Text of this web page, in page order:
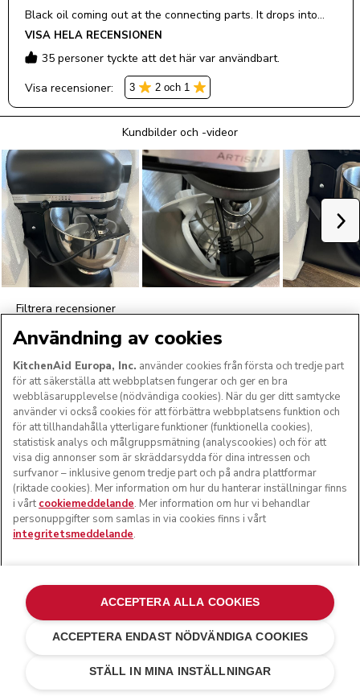
Pistage
kr 5 439,15
kr 6 399,00
Spara
Användning av cookies
KitchenAid Europa, Inc. använder cookies från första och tredje part
för att säkerställa att webbplatsen fungerar och ger en bra
webbläsarupplevelse (nödvändiga cookies). När du ger ditt samtycke
använder vi också cookies för att förbättra webbplatsens funktion och
för att tillhandahålla ytterligare funktioner (funktionella cookies),
statistisk analys och målgruppsmätning (analyscookies) och för att
visa dig annonser som är skräddarsydda för dina intressen och
surfvanor – inklusive genom tredje part och på andra plattformar
(riktade cookies). Mer information om hur du hanterar inställningar finns
i vårt cookiemeddelande. Mer information om hur vi behandlar
personuppgifter som samlas in via cookies finns i vårt
integritetsmeddelande.
STÄLL IN MINA INSTÄLLNINGAR
ACCEPTERA ENDAST NÖDVÄNDIGA COOKIES
ACCEPTERA ALLA COOKIES